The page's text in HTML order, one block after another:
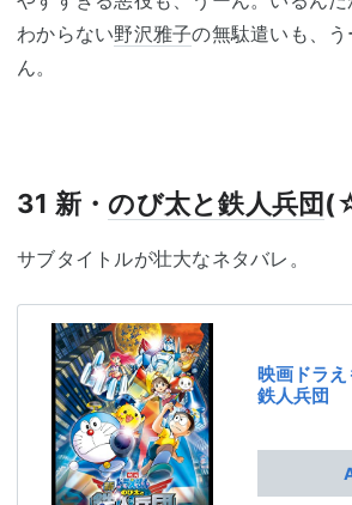
わからない野沢雅子の無駄遣いも、
ん。
31 新・のび太と鉄人兵団
サブタイトルが壮大なネタバレ。
映画ドラえ
鉄人兵団